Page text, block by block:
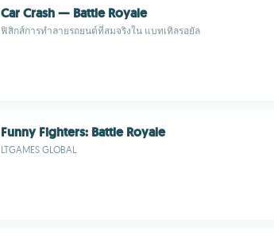
Car Crash — Battle Royale
ฟิสิกส์การทำลายรถยนต์ที่สมจริงใน แบทเทิลรอยัล
Funny Fighters: Battle Royale
LTGAMES GLOBAL